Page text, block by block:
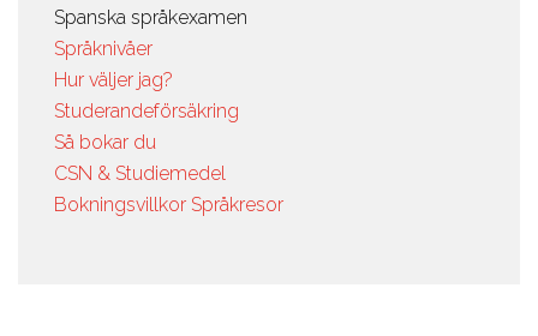
Spanska språkexamen
Språknivåer
Hur väljer jag?
Studerandeförsäkring
Så bokar du
CSN & Studiemedel
Bokningsvillkor Språkresor